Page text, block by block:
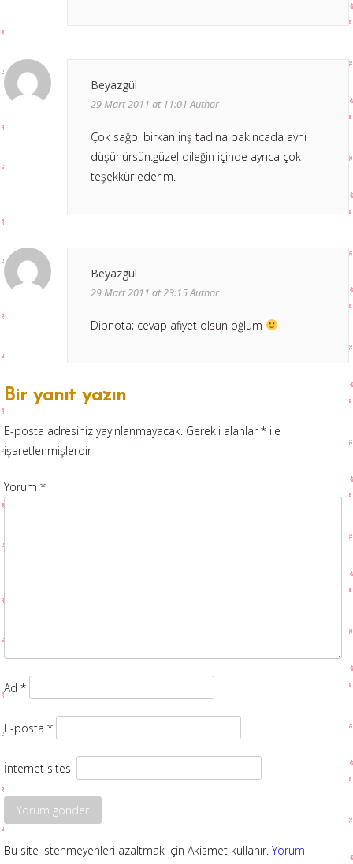
Beyazgül
29 Mart 2011 at 11:01 Author
Çok sağol birkan inş tadına bakıncada aynı
düşünürsün.güzel dileğin içinde ayrıca çok
teşekkür ederim.
Beyazgül
29 Mart 2011 at 23:15Author
Dipnota; cevap afiyet olsun oğlum
Bir yanıt yazın
E-posta adresiniz yayınlanmayacak. Gerekli alanlar* ile
işaretlenmişlerdir
Yorum *
Ad *
E-posta *
İnternet sitesi
Bu site istenmeyenleri azaltmak için Akismet kullanır. Yorum